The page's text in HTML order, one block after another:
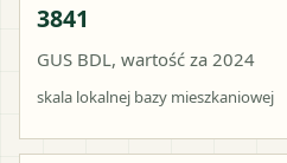
3841
GUS BDL, wartość za 2024
skala lokalnej bazy mieszkaniowej